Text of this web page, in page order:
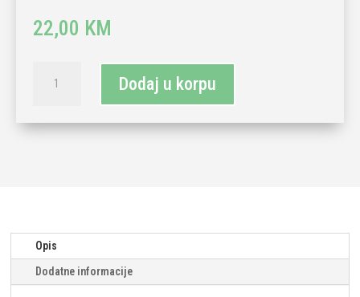
22,00 KM
WAVE
serijski
(komplet)
količina
Dodaj u korpu
Opis
Dodatne informacije